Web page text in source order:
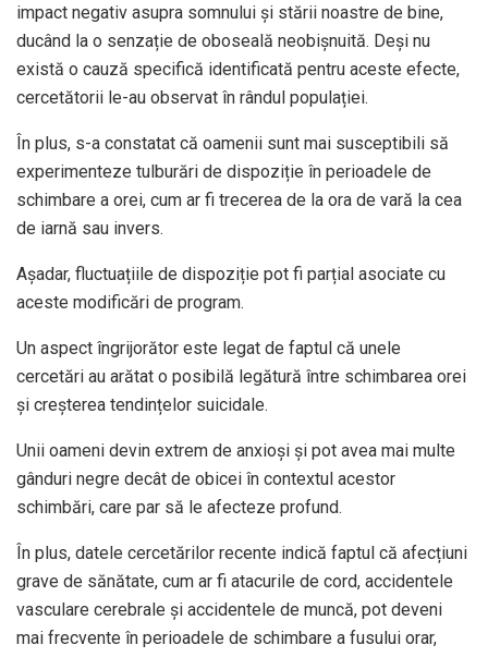
impact negativ asupra somnului și stării noastre de bine,
ducând la o senzație de oboseală neobișnuită. Deși nu
există o cauză specifică identificată pentru aceste efecte,
cercetătorii le-au observat în rândul populației.
În plus, s-a constatat că oamenii sunt mai susceptibili să
experimenteze tulburări de dispoziție în perioadele de
schimbare a orei, cum ar fi trecerea de la ora de vară la cea
de iarnă sau invers.
Așadar, fluctuațiile de dispoziție pot fi parțial asociate cu
aceste modificări de program.
Un aspect îngrijorător este legat de faptul că unele
cercetări au arătat o posibilă legătură între schimbarea orei
și creșterea tendințelor suicidale.
Unii oameni devin extrem de anxioși și pot avea mai multe
gânduri negre decât de obicei în contextul acestor
schimbări, care par să le afecteze profund.
În plus, datele cercetărilor recente indică faptul că afecțiuni
grave de sănătate, cum ar fi atacurile de cord, accidentele
vasculare cerebrale și accidentele de muncă, pot deveni
mai frecvente în perioadele de schimbare a fusului orar,